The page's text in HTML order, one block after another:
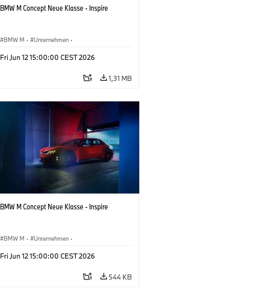
BMW M Concept Neue Klasse - Inspire
BMW M · Unternehmen ·
Fri Jun 12 15:00:00 CEST 2026
1,31 MB
BMW M Concept Neue Klasse - Inspire
BMW M · Unternehmen ·
Fri Jun 12 15:00:00 CEST 2026
544 KB